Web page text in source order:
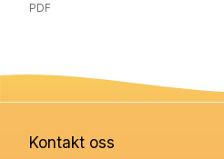
PDF
Kontakt oss